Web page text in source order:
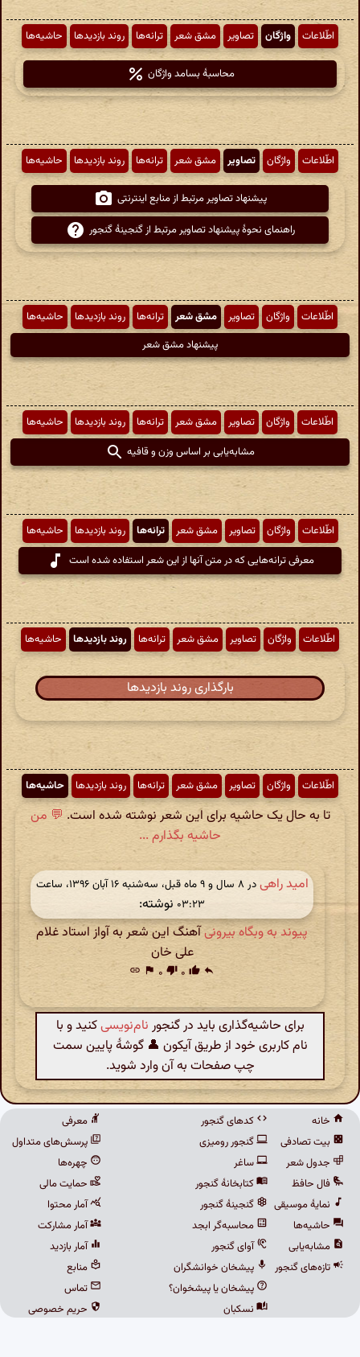
اطّلاعات واژگان تصاویر مشق شعر ترانه‌ها روند بازدیدها حاشیه‌ها
محاسبهٔ بسامد واژگان
اطّلاعات واژگان تصاویر مشق شعر ترانه‌ها روند بازدیدها حاشیه‌ها
پیشنهاد تصاویر مرتبط از منابع اینترنتی
راهنمای نحوهٔ پیشنهاد تصاویر مرتبط از گنجینهٔ گنجور
اطّلاعات واژگان تصاویر مشق شعر ترانه‌ها روند بازدیدها
حاشیه‌ها
پیشنهاد مشق شعر
اطّلاعات واژگان تصاویر مشق شعر ترانه‌ها روند بازدیدها
حاشیه‌ها
مشابه‌یابی بر اساس وزن و قافیه
اطّلاعات واژگان تصاویر مشق شعر ترانه‌ها روند بازدیدها
حاشیه‌ها
معرفی ترانه‌هایی که در متن آنها از این شعر استفاده شده است
اطّلاعات واژگان تصاویر مشق شعر ترانه‌ها روند بازدیدها حاشیه‌ها
بارگذاری روند بازدیدها
اطّلاعات واژگان تصاویر مشق شعر ترانه‌ها روند بازدیدها حاشیه‌ها
تا به حال یک حاشیه برای این شعر نوشته شده است. 💬 من
حاشیه بگذارم ...
امید راهی
در ‫۸ سال و ۹ ماه قبل، سه‌شنبه ۱۶ آبان ۱۳۹۶، ساعت
۰۳:۲۳ نوشته:
پیوند به وبگاه بیرونیآهنگ این شعر به آواز استاد غلام
علی خان
reply
thumb_up ۰ thumb_down ۰ flag
link
برای حاشیه‌گذاری باید در گنجور نام‌نویسیکنید و با
نام کاربری خود از طریق آیکون 👤 گوشهٔ پایین سمت
چپ صفحات به آن وارد شوید.
خانه
بیت تصادفی
جدول شعر
فال حافظ
نمایهٔ موسیقی
حاشیه‌ها
مشابه‌یابی
تازه‌های گنجور
کدهای گنجور
گنجور رومیزی
ساغر
کتابخانهٔ گنجور
گنجینهٔ گنجور
محاسبه‌گر ابجد
آوای گنجور
پیشخان خوانشگران
پیشخان یا پیشخوان؟
نسکبان
معرفی
پرسش‌های متداول
چهره‌ها
حمایت مالی
آمار محتوا
آمار مشارکت
آمار بازدید
منابع
تماس
حریم خصوصی